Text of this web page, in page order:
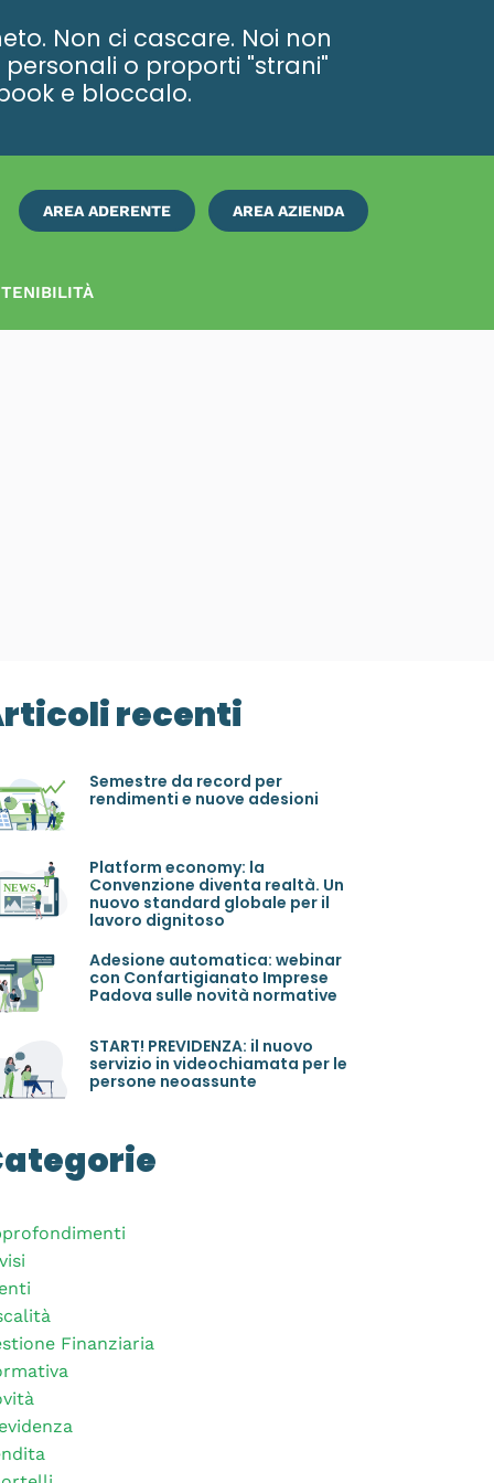
Non ci cascare. Noi non
o proporti "strani"
e bloccalo.
AREA ADERENTE AREA AZIENDA
ISCRIVITI
recenti
Semestre da record per
rendimenti e nuove adesioni
Platform economy: la
Convenzione diventa realtà. Un
nuovo standard globale per il
lavoro dignitoso
Adesione automatica: webinar
con Confartigianato Imprese
Padova sulle novità normative
START! PREVIDENZA: il nuovo
servizio in videochiamata per le
persone neoassunte
Finanziaria